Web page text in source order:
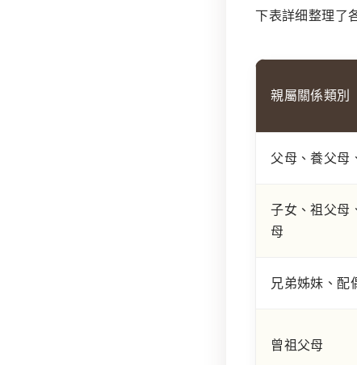
下表詳细整理了
親屬關係類別
父母、養父母
子女、祖父母
母
兄弟姊妹、配
曾祖父母